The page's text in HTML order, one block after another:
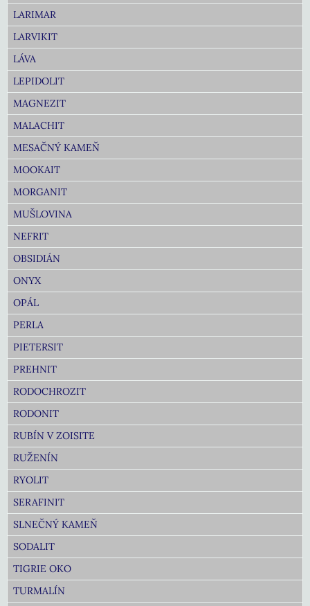
LARIMAR
LARVIKIT
LÁVA
LEPIDOLIT
MAGNEZIT
MALACHIT
MESAČNÝ KAMEŇ
MOOKAIT
MORGANIT
MUŠLOVINA
NEFRIT
OBSIDIÁN
ONYX
OPÁL
PERLA
PIETERSIT
PREHNIT
RODOCHROZIT
RODONIT
RUBÍN V ZOISITE
RUŽENÍN
RYOLIT
SERAFINIT
SLNEČNÝ KAMEŇ
SODALIT
TIGRIE OKO
TURMALÍN